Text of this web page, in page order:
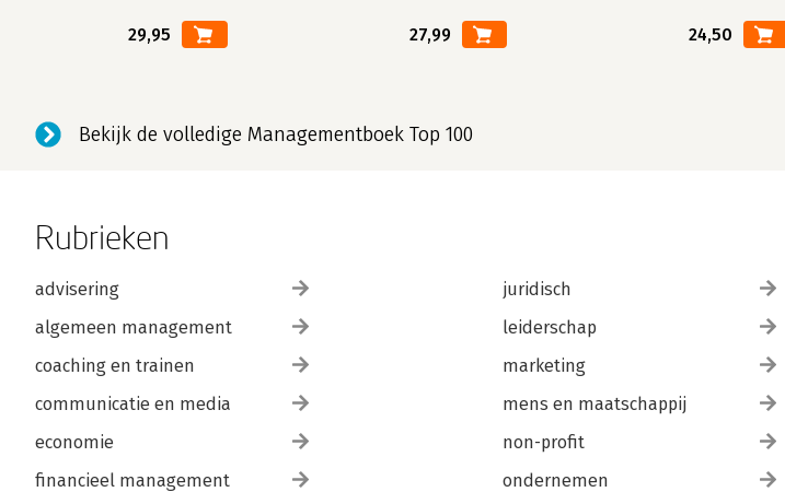
29,95 27,99 24,50
Bekijk de volledige Managementboek Top 100
Rubrieken
advisering
algemeen management
coaching en trainen
communicatie en media
economie
financieel management
juridisch
leiderschap
marketing
mens en maatschappij
non-profit
ondernemen